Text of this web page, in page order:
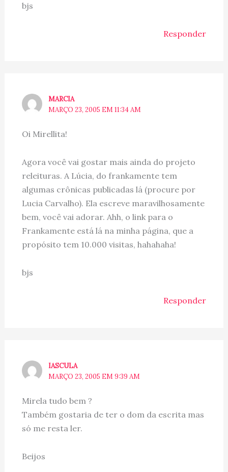
bjs
Responder
MARCIA
MARÇO 23, 2005 EM 11:34 AM
Oi Mirellita!
Agora você vai gostar mais ainda do projeto
releituras. A Lúcia, do frankamente tem
algumas crônicas publicadas lá (procure por
Lucia Carvalho). Ela escreve maravilhosamente
bem, você vai adorar. Ahh, o link para o
Frankamente está lá na minha página, que a
propósito tem 10.000 visitas, hahahaha!
bjs
Responder
IASCULA
MARÇO 23, 2005 EM 9:39 AM
Mirela tudo bem ?
Também gostaria de ter o dom da escrita mas
só me resta ler.
Beijos